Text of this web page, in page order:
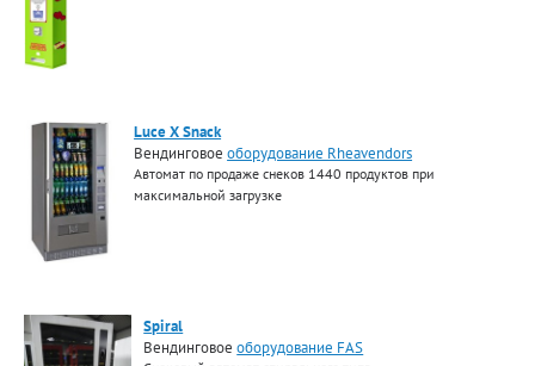
Luce X Snack
Вендинговоеоборудование Rheavendors
Автомат по продаже снеков 1440 продуктов при
максимальной загрузке
Spiral
Вендинговоеоборудование FAS